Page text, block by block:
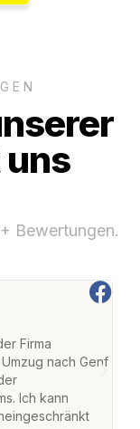
Bewertungen.
Firma
nach Genf
Ich kann